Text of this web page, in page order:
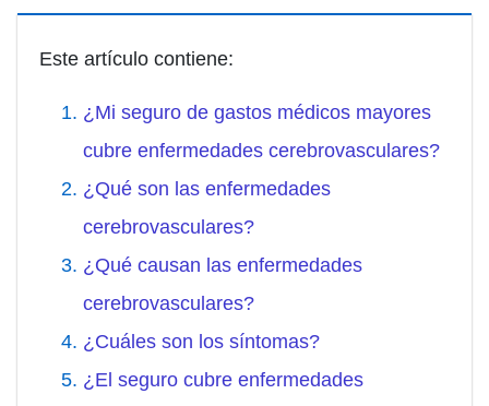
Este artículo contiene:
¿Mi seguro de gastos médicos mayores
cubre enfermedades cerebrovasculares?
¿Qué son las enfermedades
cerebrovasculares?
¿Qué causan las enfermedades
cerebrovasculares?
¿Cuáles son los síntomas?
¿El seguro cubre enfermedades